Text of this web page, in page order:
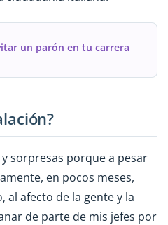
un parón en tu carrera
sorpresas porque a pesar
en pocos meses,
al afecto de la gente y la
de parte de mis jefes por